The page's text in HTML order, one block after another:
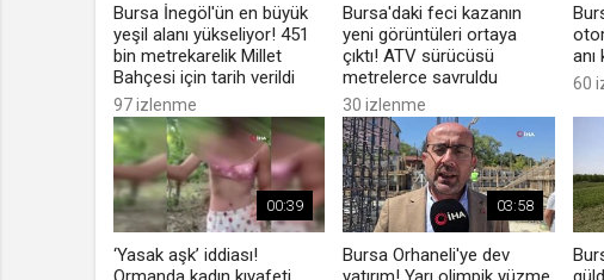
Bursa İnegöl'ün en büyük
yeşil alanı yükseliyor! 451
bin metrekarelik Millet
Bahçesi için tarih verildi
97 izlenme
Bursa'daki feci kazanın
yeni görüntüleri ortaya
çıktı! ATV sürücüsü
metrelerce savruldu
30 izlenme
anı
60
00:39
‘Yasak aşk’ iddiası!
03:58
Bursa Orhaneli'ye dev